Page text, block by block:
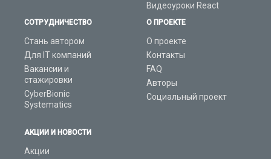
Видеоуроки React
СОТРУДНИЧЕСТВО
Стань автором
Для IT компаний
Вакансии и
стажировки
CyberBionic
Systematics
АКЦИИ И НОВОСТИ
Акции
О ПРОЕКТЕ
О проекте
Контакты
FAQ
Авторы
Социальный проект